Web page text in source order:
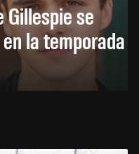
Gillespie se
la temporada